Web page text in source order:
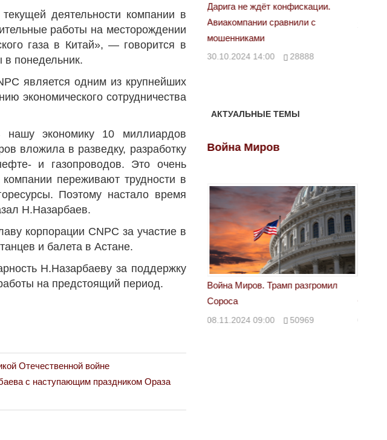
деятельности компании в
работы на месторождении
газа в Китай», — говорится в
понедельник.
является одним из крупнейших
экономического сотрудничества
экономику 10 миллиардов
вложила в разведку, разработку
и газопроводов. Это очень
переживают трудности в
Поэтому настало время
Н.Назарбаев.
корпорации CNPC за участие в
и балета в Астане.
Н.Назарбаеву за поддержку
на предстоящий период.
Отечественной войне
с наступающим праздником Ораза
Авиакомпании сравнили с
мошенниками
30.10.2024 14:00
правды»
29.10.2024 09:00 39623
АКТУАЛЬНЫЕ ТЕМЫ
Война Миров
Война Миров. Трамп разгромил
Война Миров
Война Миров. Трамп разгромил
Сороса
08.11.2024 09:00 50969